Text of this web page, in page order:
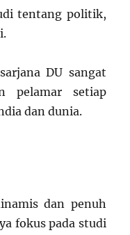
tentang politik,
DU sangat
pelamar setiap
dan dunia.
dan penuh
fokus pada studi